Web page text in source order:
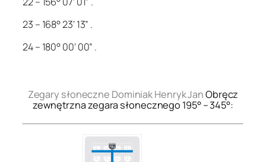
23 – 168° 23’ 13” .
24 – 180° 00’ 00” .
Zegary słoneczne Dominiak Henryk JanObręcz
zewnętrzna zegara słonecznego 195° – 345°: